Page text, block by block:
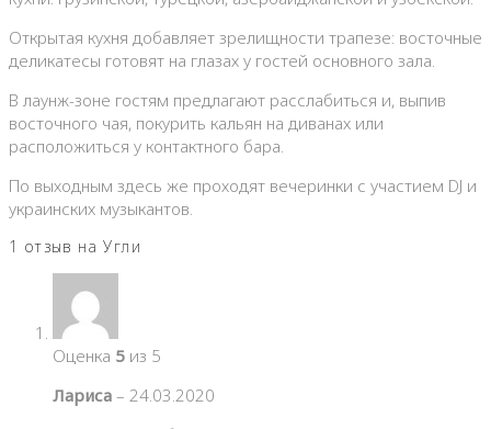
Открытая кухня добавляет зрелищности трапезе: восточные
деликатесы готовят на глазах у гостей основного зала.
В лаунж-зоне гостям предлагают расслабиться и, выпив
восточного чая, покурить кальян на диванах или
расположиться у контактного бара.
По выходным здесь же проходят вечеринки с участием DJ и
украинских музыкантов.
1 отзыв наУгли
Оценка 5 из 5
Лариса – 24.03.2020